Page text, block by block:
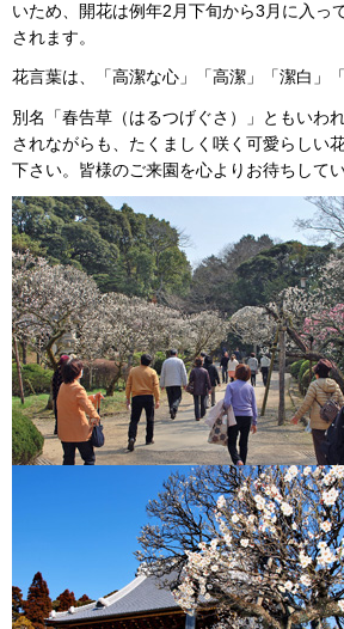
いため、開花は例年2月下旬から3月に入っ
されます。
花言葉は、「高潔な心」「高潔」「潔白」
別名「春告草（はるつげぐさ）」ともいわ
されながらも、たくましく咲く可愛らしい
下さい。皆様のご来園を心よりお待ちしてい